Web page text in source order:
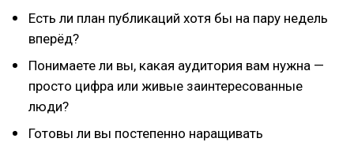
Есть ли план публикаций хотя бы на пару недель
вперёд?
Понимаете ли вы, какая аудитория вам нужна —
просто цифра или живые заинтересованные
люди?
Готовы ли вы постепенно наращивать